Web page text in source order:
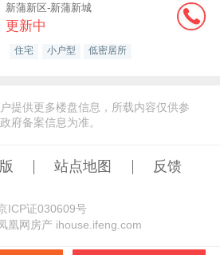
新蒲新区-新蒲新城
更新中
住宅 小户型 低密居所
提供更多楼盘信息，所载内容仅供参
府备案信息为准。
站点地图 反馈
ICP证030609号
凰网房产 ihouse.ifeng.com